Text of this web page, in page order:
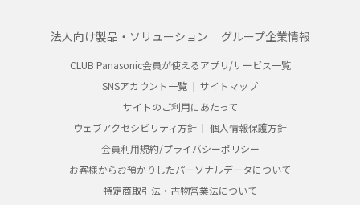
法人向け製品・ソリューション グループ企業情報
CLUB Panasonic会員が使えるアプリ/サービス一覧
SNSアカウント一覧
サイトマップ
サイトのご利用にあたって
ウェブアクセシビリティ方針
個人情報保護方針
会員利用規約/プライバシーポリシー
お客様からお預かりしたパーソナルデータについて
特定商取引法・古物営業法について